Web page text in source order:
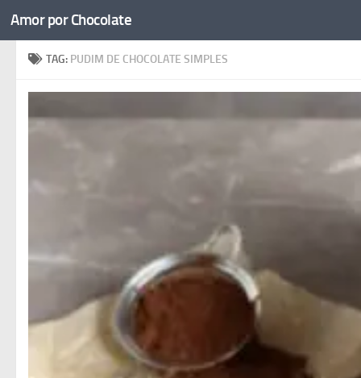
Skip to content
Amor por Chocolate
TAG: PUDIM DE CHOCOLATE SIMPLES